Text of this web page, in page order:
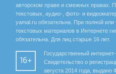
авторском праве и смежных правах.
текстовых, аудио-, фото- и
yamal.ru обязательна. При полной или
текстовых материалов в Интернете
обязательна. Для лиц старше 16 лет.
16+
Государственный
Свидетельство о
августа 2014 года, выдано